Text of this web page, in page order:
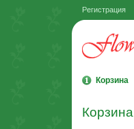
Регистрация
Корзина
Корзина